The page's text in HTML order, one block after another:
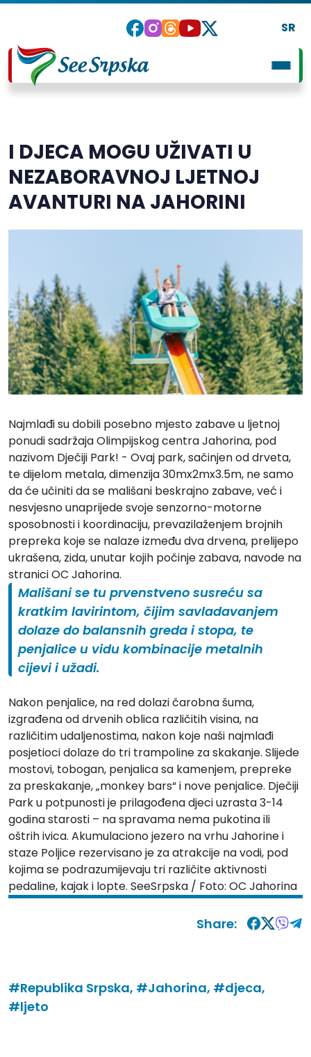
SR
I DJECA MOGU UŽIVATI U
NEZABORAVNOJ LJETNOJ
AVANTURI NA JAHORINI
Najmlađi su dobili posebno mjesto zabave u ljetnoj
ponudi sadržaja Olimpijskog centra Jahorina, pod
nazivom Dječiji Park! - Ovaj park, sačinjen od drveta,
te dijelom metala, dimenzija 30mx2mx3.5m, ne samo
da će učiniti da se mališani beskrajno zabave, već i
nesvjesno unaprijede svoje senzorno-motorne
sposobnosti i koordinaciju, prevazilaženjem brojnih
prepreka koje se nalaze između dva drvena, prelijepo
ukrašena, zida, unutar kojih počinje zabava, navode na
stranici OC Jahorina.
Mališani se tu prvenstveno susreću sa
kratkim lavirintom, čijim savladavanjem
dolaze do balansnih greda i stopa, te
penjalice u vidu kombinacije metalnih
cijevi i užadi.
Nakon penjalice, na red dolazi čarobna šuma,
izgrađena od drvenih oblica različitih visina, na
različitim udaljenostima, nakon koje naši najmlađi
posjetioci dolaze do tri trampoline za skakanje. Slijede
mostovi, tobogan, penjalica sa kamenjem, prepreke
za preskakanje, „monkey bars“ i nove penjalice. Dječiji
Park u potpunosti je prilagođena djeci uzrasta 3-14
godina starosti – na spravama nema pukotina ili
oštrih ivica. Akumulaciono jezero na vrhu Jahorine i
staze Poljice rezervisano je za atrakcije na vodi, pod
kojima se podrazumijevaju tri različite aktivnosti
pedaline, kajak i lopte. SeeSrpska / Foto: OC Jahorina
Share:
#Republika Srpska, #Jahorina, #djeca,
#ljeto